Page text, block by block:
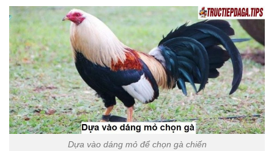
Dựa vào dáng mỏ để chọn gà chiến